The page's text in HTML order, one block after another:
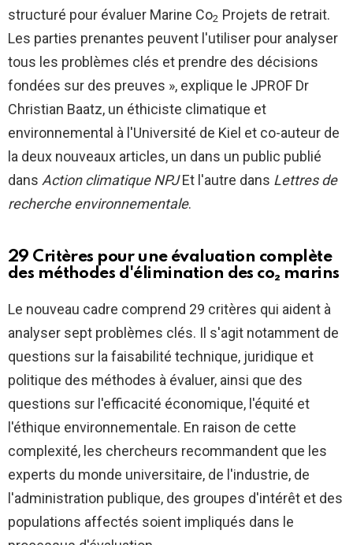
structuré pour évaluer Marine Co2 Projets de retrait.
Les parties prenantes peuvent l'utiliser pour analyser
tous les problèmes clés et prendre des décisions
fondées sur des preuves », explique le JPROF Dr
Christian Baatz, un éthiciste climatique et
environnemental à l'Université de Kiel et co-auteur de
la deux nouveaux articles, un dans un public publié
dans Action climatique NPJEt l'autre dans Lettres de
recherche environnementale.
29 Critères pour une évaluation complète
des méthodes d'élimination des co₂ marins
Le nouveau cadre comprend 29 critères qui aident à
analyser sept problèmes clés. Il s'agit notamment de
questions sur la faisabilité technique, juridique et
politique des méthodes à évaluer, ainsi que des
questions sur l'efficacité économique, l'équité et
l'éthique environnementale. En raison de cette
complexité, les chercheurs recommandent que les
experts du monde universitaire, de l'industrie, de
l'administration publique, des groupes d'intérêt et des
populations affectés soient impliqués dans le